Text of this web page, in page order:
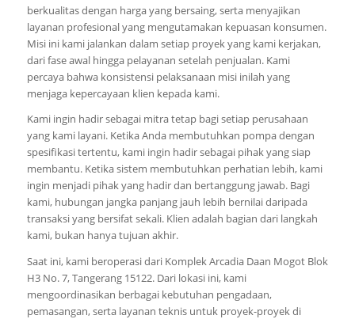
berkualitas dengan harga yang bersaing, serta menyajikan
layanan profesional yang mengutamakan kepuasan konsumen.
Misi ini kami jalankan dalam setiap proyek yang kami kerjakan,
dari fase awal hingga pelayanan setelah penjualan. Kami
percaya bahwa konsistensi pelaksanaan misi inilah yang
menjaga kepercayaan klien kepada kami.
Kami ingin hadir sebagai mitra tetap bagi setiap perusahaan
yang kami layani. Ketika Anda membutuhkan pompa dengan
spesifikasi tertentu, kami ingin hadir sebagai pihak yang siap
membantu. Ketika sistem membutuhkan perhatian lebih, kami
ingin menjadi pihak yang hadir dan bertanggung jawab. Bagi
kami, hubungan jangka panjang jauh lebih bernilai daripada
transaksi yang bersifat sekali. Klien adalah bagian dari langkah
kami, bukan hanya tujuan akhir.
Saat ini, kami beroperasi dari Komplek Arcadia Daan Mogot Blok
H3 No. 7, Tangerang 15122. Dari lokasi ini, kami
mengoordinasikan berbagai kebutuhan pengadaan,
pemasangan, serta layanan teknis untuk proyek-proyek di